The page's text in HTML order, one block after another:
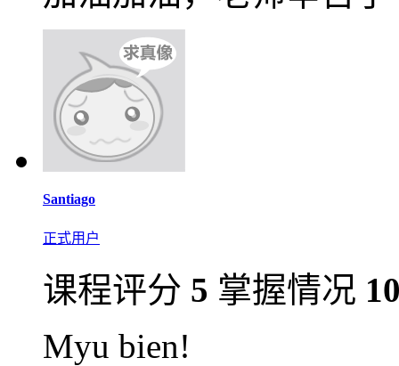
Santiago
正式用户
课程评分 5 掌握情况
Myu bien!